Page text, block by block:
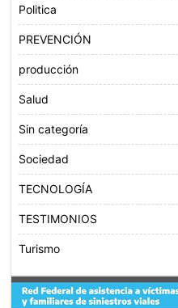
Politica
PREVENCIÓN
producción
Salud
Sin categoría
Sociedad
TECNOLOGÍA
TESTIMONIOS
Turismo